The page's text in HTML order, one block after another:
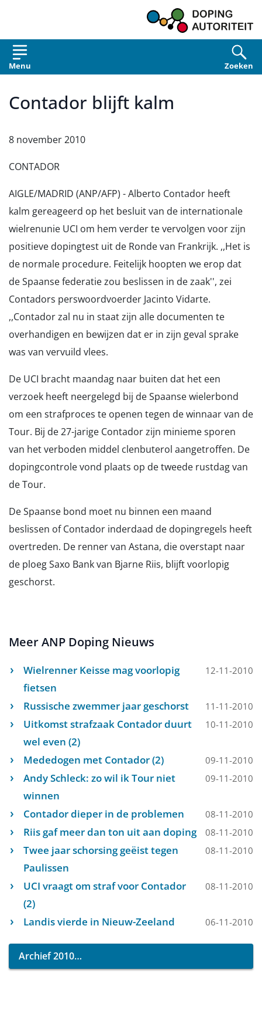
Menu Zoeken
Contador blijft kalm
8 november 2010
CONTADOR
AIGLE/MADRID (ANP/AFP) - Alberto Contador heeft
kalm gereageerd op het besluit van de internationale
wielrenunie UCI om hem verder te vervolgen voor zijn
positieve dopingtest uit de Ronde van Frankrijk. ,,Het is
de normale procedure. Feitelijk hoopten we erop dat
de Spaanse federatie zou beslissen in de zaak'', zei
Contadors perswoordvoerder Jacinto Vidarte.
,,Contador zal nu in staat zijn alle documenten te
overhandigen en bewijzen dat er in zijn geval sprake
was van vervuild vlees.
De UCI bracht maandag naar buiten dat het een
verzoek heeft neergelegd bij de Spaanse wielerbond
om een strafproces te openen tegen de winnaar van de
Tour. Bij de 27-jarige Contador zijn minieme sporen
van het verboden middel clenbuterol aangetroffen. De
dopingcontrole vond plaats op de tweede rustdag van
de Tour.
De Spaanse bond moet nu binnen een maand
beslissen of Contador inderdaad de dopingregels heeft
overtreden. De renner van Astana, die overstapt naar
de ploeg Saxo Bank van Bjarne Riis, blijft voorlopig
geschorst.
Meer ANP Doping Nieuws
Wielrenner Keisse mag voorlopig
fietsen
12-11-2010
Russische zwemmer jaar geschorst 11-11-2010
Uitkomst strafzaak Contador duurt
wel even (2)
10-11-2010
Mededogen met Contador (2) 09-11-2010
Andy Schleck: zo wil ik Tour niet
winnen
09-11-2010
Contador dieper in de problemen 08-11-2010
Riis gaf meer dan ton uit aan doping 08-11-2010
Twee jaar schorsing geëist tegen
Paulissen
08-11-2010
UCI vraagt om straf voor Contador
(2)
08-11-2010
Landis vierde in Nieuw-Zeeland 06-11-2010
Archief 2010